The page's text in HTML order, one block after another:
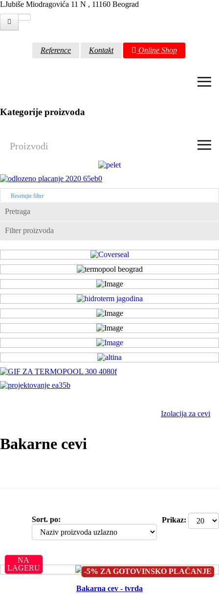
LJubiše Miodragovića 11 N , 11160 Beograd
Reference Kontakt Online Shop
≡
Kategorije proizvoda
Proizvodi ≡
Resetujte filter
Pretraga
Filter proizvoda
Izolacija za cevi
Bakarne cevi
Prikaz:
Sort. po:
-5% ZA GOTOVINSKO PLAĆANJE
NA
LAGERU
Bakarna cev - tvrda